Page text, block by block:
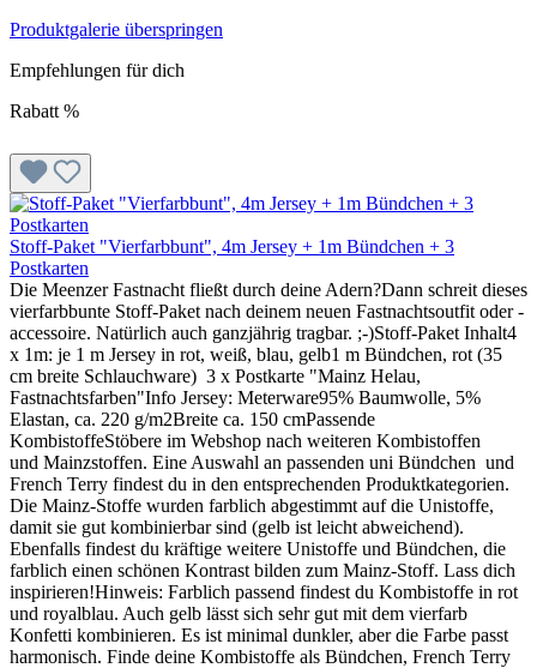
Produktgalerie überspringen
Empfehlungen für dich
Rabatt %
Stoff-Paket "Vierfarbbunt", 4m Jersey + 1m Bündchen + 3
Postkarten
Die Meenzer Fastnacht fließt durch deine Adern?Dann schreit dieses
vierfarbbunte Stoff-Paket nach deinem neuen Fastnachtsoutfit oder -
accessoire. Natürlich auch ganzjährig tragbar. ;-)Stoff-Paket Inhalt4
x 1m: je 1 m Jersey in rot, weiß, blau, gelb1 m Bündchen, rot (35
cm breite Schlauchware) 3 x Postkarte "Mainz Helau,
Fastnachtsfarben"Info Jersey: Meterware95% Baumwolle, 5%
Elastan, ca. 220 g/m2Breite ca. 150 cmPassende
KombistoffeStöbere im Webshop nach weiteren Kombistoffen
und Mainzstoffen. Eine Auswahl an passenden uni Bündchen und
French Terry findest du in den entsprechenden Produktkategorien.
Die Mainz-Stoffe wurden farblich abgestimmt auf die Unistoffe,
damit sie gut kombinierbar sind (gelb ist leicht abweichend).
Ebenfalls findest du kräftige weitere Unistoffe und Bündchen, die
farblich einen schönen Kontrast bilden zum Mainz-Stoff. Lass dich
inspirieren!Hinweis: Farblich passend findest du Kombistoffe in rot
und royalblau. Auch gelb lässt sich sehr gut mit dem vierfarb
Konfetti kombinieren. Es ist minimal dunkler, aber die Farbe passt
harmonisch. Finde deine Kombistoffe als Bündchen, French Terry